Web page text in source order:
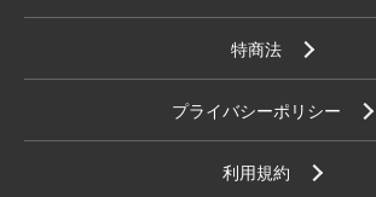
特商法
プライバシーポリシー
利用規約